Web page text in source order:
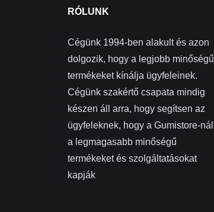
RÓLUNK
Cégünk 1994-ben alakult és azon
dolgozik, hogy a legjobb minőségű
termékeket kínálja ügyfeleinek.
Cégünk szakértő csapata mindig
készen áll arra, hogy segítsen az
ügyfeleknek, hogy a Gumistore-nál
a legmagasabb minőségű
termékeket és szolgáltatásokat
kapják